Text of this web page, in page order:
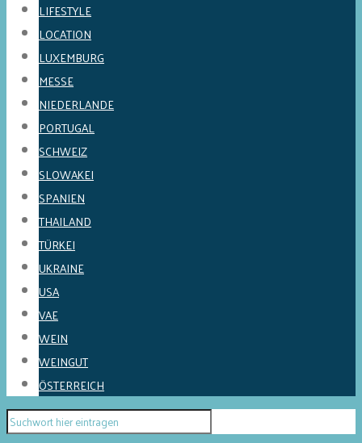
LIFESTYLE
LOCATION
LUXEMBURG
MESSE
NIEDERLANDE
PORTUGAL
SCHWEIZ
SLOWAKEI
SPANIEN
THAILAND
TÜRKEI
UKRAINE
USA
VAE
WEIN
WEINGUT
ÖSTERREICH